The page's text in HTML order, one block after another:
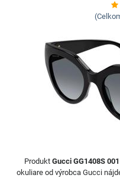
Produkt Gucci GG1408S
okuliare od výrobca Gucci